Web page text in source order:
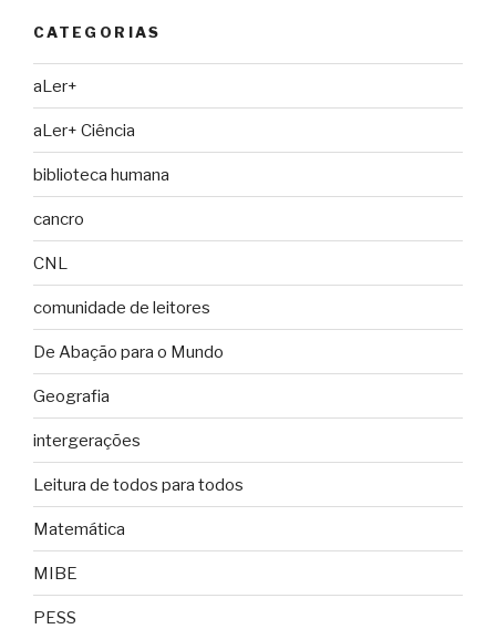
CATEGORIAS
aLer+
aLer+ Ciência
biblioteca humana
cancro
CNL
comunidade de leitores
De Abação para o Mundo
Geografia
intergerações
Leitura de todos para todos
Matemática
MIBE
PESS